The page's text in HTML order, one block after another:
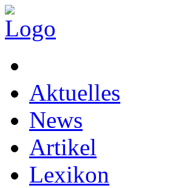
Aktuelles
News
Artikel
Lexikon